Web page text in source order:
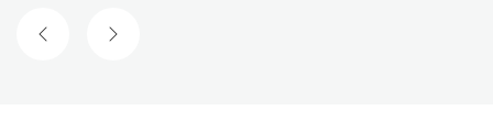
ПОПЕРЕДНІЙ СЛАЙД
НАСТУПНИЙ СЛАЙД